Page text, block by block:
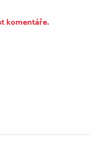
komentáře.